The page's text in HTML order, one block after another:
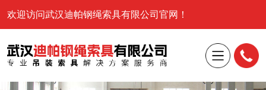
欢迎访问武汉迪帕钢绳索具有限公司官网！